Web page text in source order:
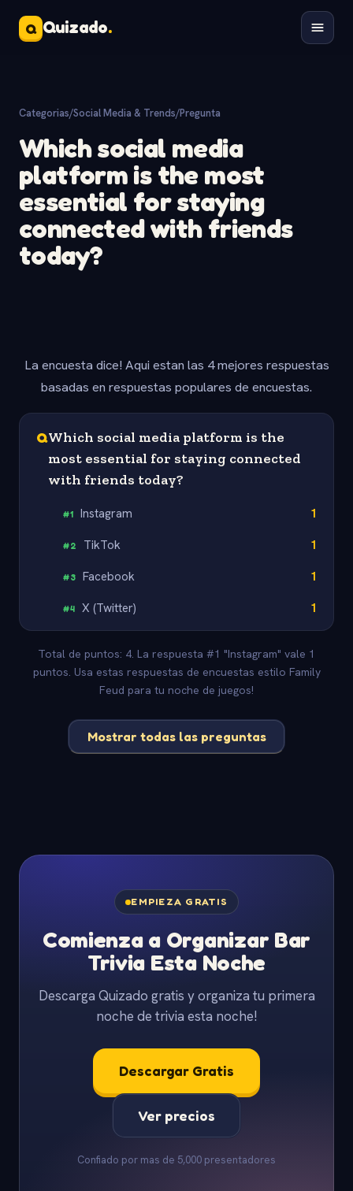
Q Quizado.
Categorias/Social Media & Trends/Pregunta
Which social media
platform is the most
essential for staying
connected with friends
today?
La encuesta dice! Aqui estan las 4 mejores respuestas
basadas en respuestas populares de encuestas.
QWhich social media platform is the
most essential for staying connected
with friends today?
#1 Instagram 1
#2 TikTok 1
#3 Facebook 1
#4 X (Twitter) 1
Total de puntos: 4. La respuesta #1 "Instagram" vale 1
puntos. Usa estas respuestas de encuestas estilo Family
Feud para tu noche de juegos!
Mostrar todas las preguntas
EMPIEZA GRATIS
Comienza a Organizar Bar
Trivia Esta Noche
Descarga Quizado gratis y organiza tu primera
noche de trivia esta noche!
Descargar Gratis
Ver precios
Confiado por mas de 5,000 presentadores